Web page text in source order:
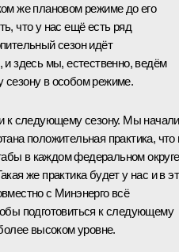
же плановом режиме до его
что у нас ещё есть ряд
сезон идёт
и здесь мы, естественно, ведём
сезону в особом режиме.
к следующему сезону. Мы начали
положительная практика,
в каждом федеральном округе
же практика будет у нас и в
с Минэнерго всё
подготовиться к следующему
высоком уровне.